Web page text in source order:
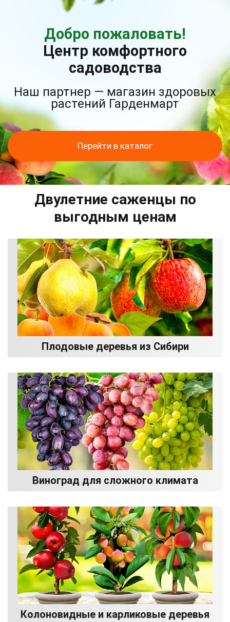
Добро пожаловать!
Центр комфортного
садоводства
Наш партнер — магазин здоровых
растений Гарденмарт
Перейти в каталог
Двулетние саженцы по
выгодным ценам
Плодовые деревья из Сибири
Виноград для сложного климата
Колоновидные и карликовые деревья